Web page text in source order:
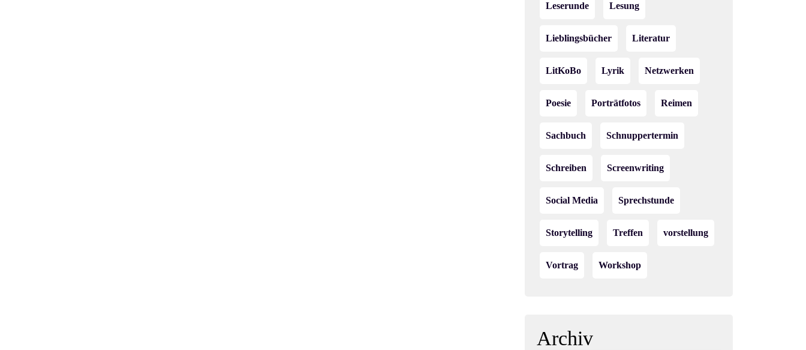
Leserunde Lesung
Lieblingsbücher Literatur
LitKoBo Lyrik Netzwerken
Poesie Porträtfotos Reimen
Sachbuch Schnuppertermin
Schreiben Screenwriting
Social Media Sprechstunde
Storytelling Treffen vorstellung
Vortrag Workshop
Archiv